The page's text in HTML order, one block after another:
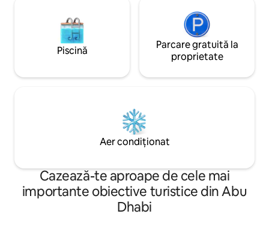
Piscină
Parcare gratuită la
proprietate
Aer condiționat
Cazează-te aproape de cele mai
importante obiective turistice din Abu
Dhabi